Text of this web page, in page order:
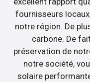
fournisseurs
notre région. De
carbone. De
préservation de
notre société,
solaire